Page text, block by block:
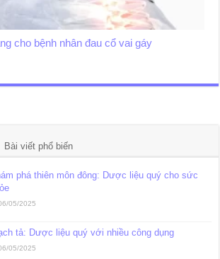
cho bệnh nhân đau cổ vai gáy
Bài viết phổ biến
phá thiên môn đông: Dược liệu quý cho sức
05/2025
tả: Dược liệu quý với nhiều công dụng
05/2025